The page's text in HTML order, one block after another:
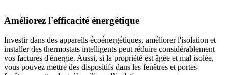
Améliorez l'efficacité énergétique
Investir dans des appareils écoénergétiques, améliorer l'isolation et
installer des thermostats intelligents peut réduire considérablement
vos factures d'énergie. Aussi, si la propriété est âgée et mal isolée,
vous pouvez mettre des dispositifs dans les fenêtres et portes-